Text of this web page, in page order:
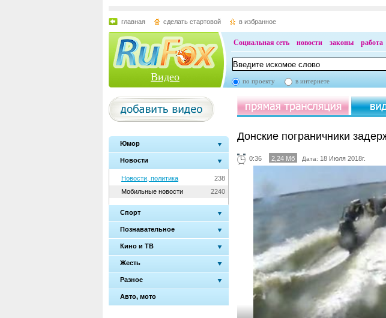
главная сделать стартовой в избранное
Видео
Социальная сеть новости законы работа
по проекту в интернете
Юмор
Новости
238
Новости, политика
2240
Мобильные новости
Спорт
Познавательное
Кино и ТВ
Жесть
Разное
Авто, мото
Донские пограничники
0:36 2,24 Мб Дата: 18 Июля 2018г.